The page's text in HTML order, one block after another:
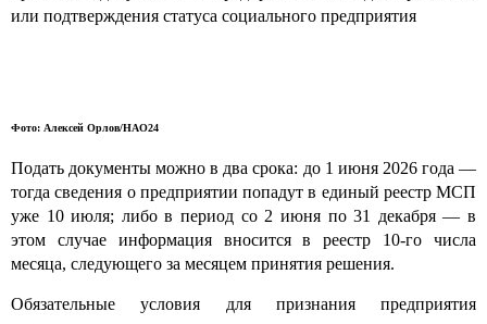
или подтверждения статуса социального предприятия
Фото: Алексей Орлов/НАО24
Подать документы можно в два срока: до 1 июня 2026 года —
тогда сведения о предприятии попадут в единый реестр МСП
уже 10 июля; либо в период со 2 июня по 31 декабря — в
этом случае информация вносится в реестр 10-го числа
месяца, следующего за месяцем принятия решения.
Обязательные условия для признания предприятия